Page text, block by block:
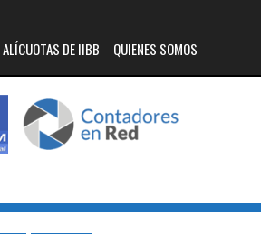
ALÍCUOTAS DE IIBB QUIENES SOMOS